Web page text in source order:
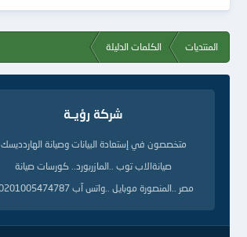
المنتديات الكلمات الدليلة
شركة رؤيــة
متخصصون في إستعادة البيانات وصيانة الهاردديسك
صيانةالاب توب ..المازربورد.. كورسات صيانة
مصر ..المنصورة موبايل ..واتس آب 00201005474787